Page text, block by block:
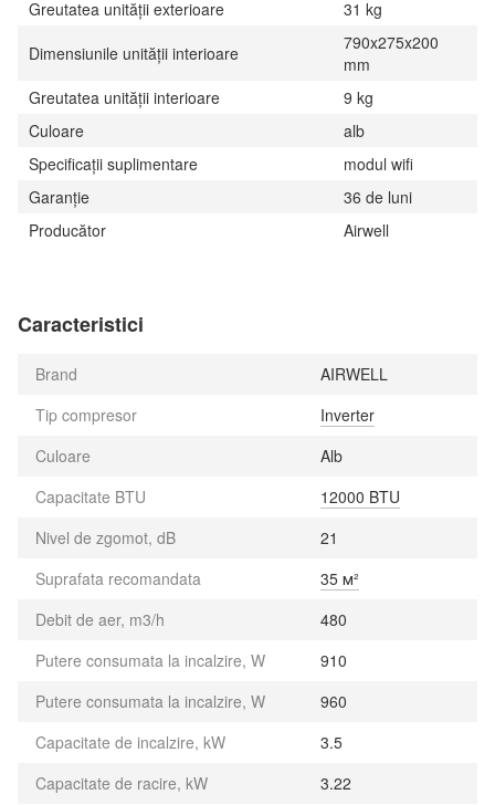
Greutatea unității exterioare
31 kg
Dimensiunile unității interioare
790x275x200
mm
Greutatea unității interioare
9 kg
Culoare
alb
Specificații suplimentare
modul wifi
Garanție
36 de luni
Producător
Airwell
Caracteristici
Brand
AIRWELL
Tip compresor
Inverter
Culoare
Alb
Capacitate BTU
12000 BTU
Nivel de zgomot, dB
21
Suprafata recomandata
35 м²
Debit de aer, m3/h
480
Putere consumata la incalzire, W
910
Putere consumata la incalzire, W
960
Capacitate de incalzire, kW
3.5
Capacitate de racire, kW
3.22